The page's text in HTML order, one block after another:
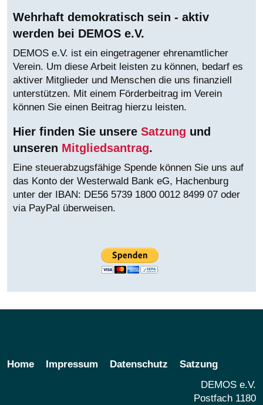
Wehrhaft demokratisch sein - aktiv
werden bei DEMOS e.V.
DEMOS e.V. ist ein eingetragener ehrenamtlicher
Verein. Um diese Arbeit leisten zu können, bedarf es
aktiver Mitglieder und Menschen die uns finanziell
unterstützen. Mit einem Förderbeitrag im Verein
können Sie einen Beitrag hierzu leisten.
Hier finden Sie unsere Satzung und
unseren Mitgliedsantrag.
Eine steuerabzugsfähige Spende können Sie uns auf
das Konto der Westerwald Bank eG, Hachenburg
unter der IBAN: DE56 5739 1800 0012 8499 07 oder
via PayPal überweisen.
Home Impressum Datenschutz
Satzung
DEMOS e.V.
Postfach 1180